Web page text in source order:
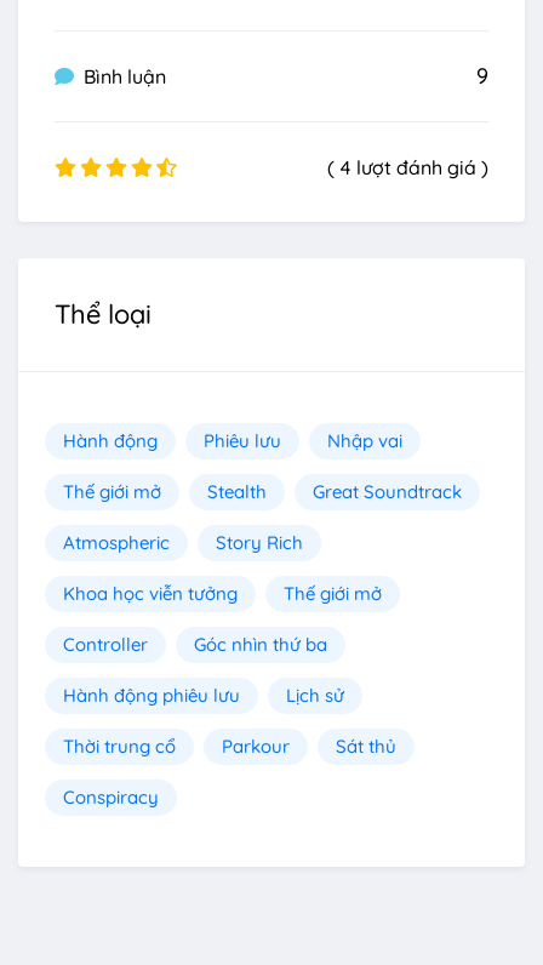
Bình luận 9
( 4 lượt đánh giá )
Thể loại
Hành động Phiêu lưu Nhập vai
Thế giới mở Stealth Great Soundtrack
Atmospheric Story Rich
Khoa học viễn tưởng Thế giới mở
Controller Góc nhìn thứ ba
Hành động phiêu lưu Lịch sử
Thời trung cổ Parkour Sát thủ
Conspiracy